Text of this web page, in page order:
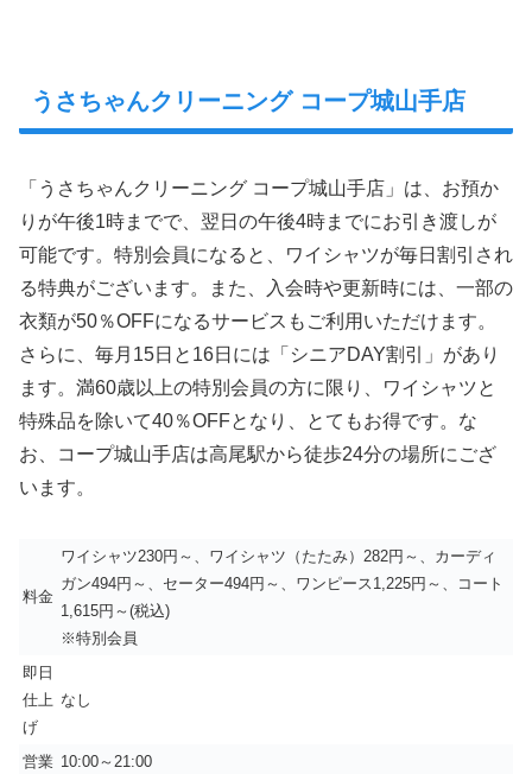
うさちゃんクリーニング コープ城山手店
「うさちゃんクリーニング コープ城山手店」は、お預か
りが午後1時までで、翌日の午後4時までにお引き渡しが
可能です。特別会員になると、ワイシャツが毎日割引され
る特典がございます。また、入会時や更新時には、一部の
衣類が50％OFFになるサービスもご利用いただけます。
さらに、毎月15日と16日には「シニアDAY割引」があり
ます。満60歳以上の特別会員の方に限り、ワイシャツと
特殊品を除いて40％OFFとなり、とてもお得です。な
お、コープ城山手店は高尾駅から徒歩24分の場所にござ
います。
料金
ワイシャツ230円～、ワイシャツ（たたみ）282円～、カーディ
ガン494円～、セーター494円～、ワンピース1,225円～、コート
1,615円～(税込)
※特別会員
即日
仕上
げ
なし
営業 10:00～21:00